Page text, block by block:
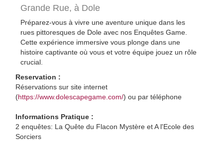
Grande Rue, à Dole
Préparez-vous à vivre une aventure unique dans les
rues pittoresques de Dole avec nos Enquêtes Game.
Cette expérience immersive vous plonge dans une
histoire captivante où vous et votre équipe jouez un rôle
crucial.
Reservation :
Réservations sur site internet
(https://www.dolescapegame.com/) ou par téléphone
Informations Pratique :
2 enquêtes: La Quête du Flacon Mystère et A l'Ecole des
Sorciers